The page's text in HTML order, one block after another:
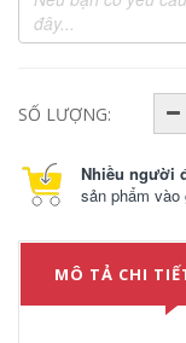
SỐ LƯỢNG:
Nhiều người
sản phẩm vào
MÔ TẢ CHI